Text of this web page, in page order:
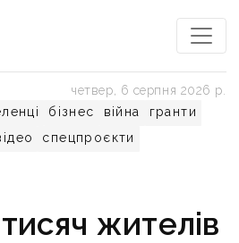
бізнес війна
гранти
спецпроєкти
четвер, 6 серпня 2026 р.
жителів